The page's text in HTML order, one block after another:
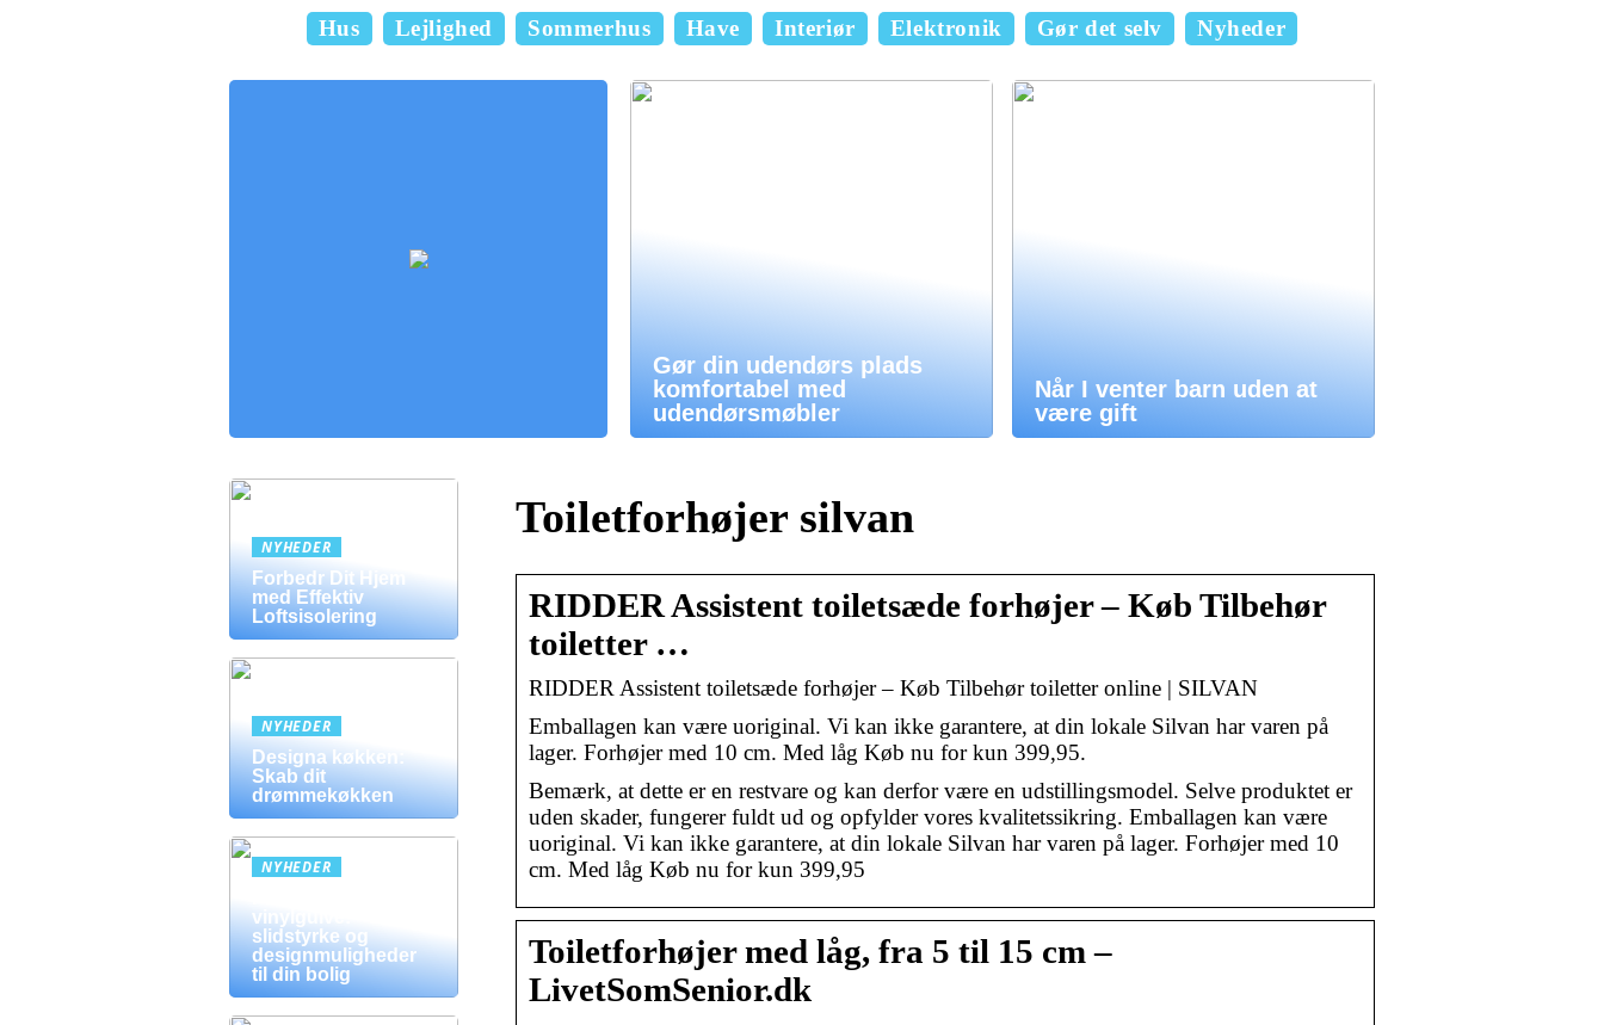
Hus Lejlighed Sommerhus Have Interiør Elektronik Gør det selv Nyheder
Gør din udendørs plads
komfortabel med
udendørsmøbler
Når I venter barn uden at
være gift
Toiletforhøjer silvan
RIDDER Assistent toiletsæde forhøjer – Køb Tilbehør
toiletter …
RIDDER Assistent toiletsæde forhøjer – Køb Tilbehør toiletter online | SILVAN
Emballagen kan være uoriginal. Vi kan ikke garantere, at din lokale Silvan har varen på
lager. Forhøjer med 10 cm. Med låg Køb nu for kun 399,95.
Bemærk, at dette er en restvare og kan derfor være en udstillingsmodel. Selve produktet er
uden skader, fungerer fuldt ud og opfylder vores kvalitetssikring. Emballagen kan være
uoriginal. Vi kan ikke garantere, at din lokale Silvan har varen på lager. Forhøjer med 10
cm. Med låg Køb nu for kun 399,95
Toiletforhøjer med låg, fra 5 til 15 cm –
LivetSomSenior.dk
NYHEDER
Forbedr Dit Hjem
med Effektiv
Loftsisolering
NYHEDER
Designa køkken:
Skab dit
drømmekøkken
NYHEDER
vinylgulve:
slidstyrke og
designmuligheder
til din bolig